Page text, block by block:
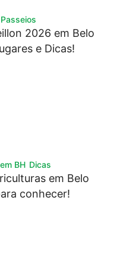
Passeios
2026 em Belo
e Dicas!
BH Dicas
em Belo
conhecer!